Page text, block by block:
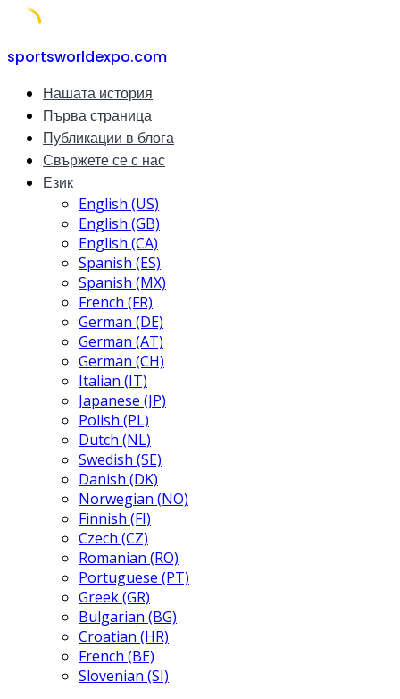
Skip
content
sportsworldexpo.com
Нашата история
Първа страница
Публикации в блога
Свържете се с нас
Език
English (US)
English (GB)
English (CA)
Spanish (ES)
Spanish (MX)
French (FR)
German (DE)
German (AT)
German (CH)
Italian (IT)
Japanese (JP)
Polish (PL)
Dutch (NL)
Swedish (SE)
Danish (DK)
Norwegian (NO)
Finnish (FI)
Czech (CZ)
Romanian (RO)
Portuguese (PT)
Greek (GR)
Bulgarian (BG)
Croatian (HR)
French (BE)
Slovenian (SI)